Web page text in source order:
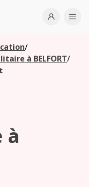
Open
/
à BELFORT/
à